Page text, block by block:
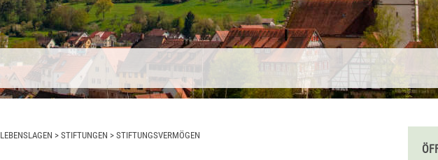
LEBENSLAGEN > STIFTUNGEN > STIFTUNGSVERMÖGEN